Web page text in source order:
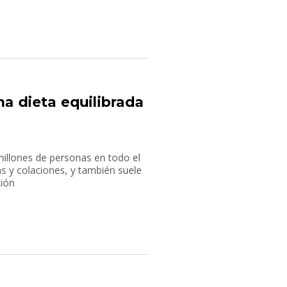
dieta equilibrada
de personas en todo el
y colaciones, y también suele